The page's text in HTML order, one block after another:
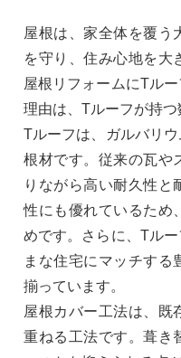
屋根は、家全体を覆う
を守り、住み心地を大
屋根リフォームにTル
理由は、Tルーフが持つ
Tルーフは、ガルバリ
根材です。従来の瓦や
りながら高い耐久性と
性にも優れているため
めです。さらに、Tル
まな住宅にマッチする
揃っています。
屋根カバー工法は、既
重ねる工法です。葺き